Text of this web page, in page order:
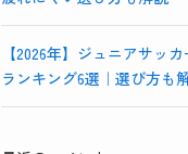
【2026年】ジュニアサッ
ランキング6選｜選び方も